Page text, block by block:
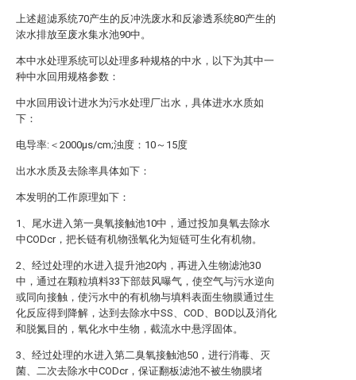
上述超滤系统70产生的反冲洗废水和反渗透系统80产生的
浓水排放至废水集水池90中。
本中水处理系统可以处理多种规格的中水，以下为其中一
种中水回用规格参数：
中水回用设计进水为污水处理厂出水，具体进水水质如
下：
电导率:＜2000μs/cm;浊度：10～15度
出水水质及去除率具体如下：
本发明的工作原理如下：
1、尾水进入第一臭氧接触池10中，通过投加臭氧去除水
中CODcr，把长链有机物强氧化为短链可生化有机物。
2、经过处理的水进入提升池20内，再进入生物滤池30
中，通过在颗粒填料33下部鼓风曝气，使空气与污水逆向
或同向接触，使污水中的有机物与填料表面生物膜通过生
化反应得到降解，达到去除水中SS、COD、BOD以及消化
和脱氮目的，氧化水中生物，截流水中悬浮固体。
3、经过处理的水进入第二臭氧接触池50，进行消毒、灭
菌、二次去除水中CODcr，保证翻板滤池不被生物膜堵